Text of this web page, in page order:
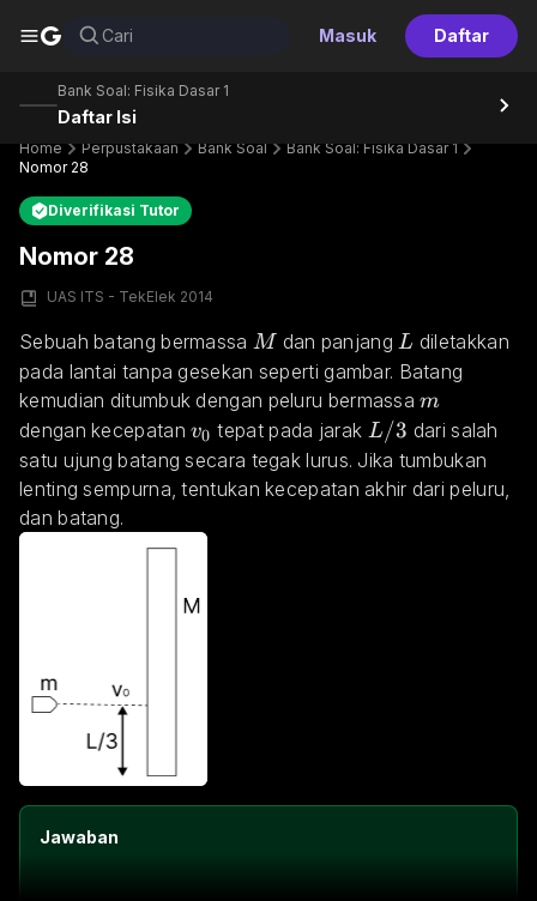
G Cari Masuk Daftar
Bank Soal: Fisika Dasar 1
Daftar Isi
Home Perpustakaan Bank Soal
Bank Soal: Fisika Dasar 1
Nomor 28
Diverifikasi Tutor
Nomor 28
UAS ITS - TekElek 2014
Sebuah batang bermassa M
M dan panjang L
L diletakkan
pada lantai tanpa gesekan seperti gambar. Batang
kemudian ditumbuk dengan peluru bermassa m
m
dengan kecepatan v_0
v0 tepat pada jarak L/3
L/3 dari salah
satu ujung batang secara tegak lurus. Jika tumbukan
lenting sempurna, tentukan kecepatan akhir dari peluru,
dan batang.
Jawaban